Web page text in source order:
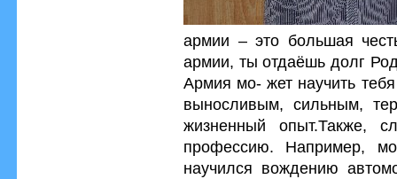
армии – это большая
армии, ты отдаёшь долг
Армия мо- жет научить
выносливым, сильным,
жизненный опыт.Также,
профессию. Например,
научился вождению